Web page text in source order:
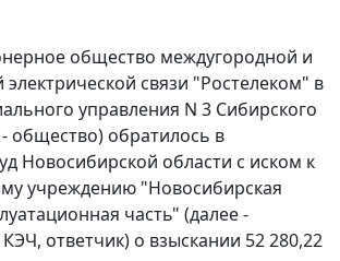
общество междугородной и
связи "Ростелеком" в
управления N 3 Сибирского
общество) обратилось в
Новосибирской области с иском к
учреждению "Новосибирская
часть" (далее -
ответчик) о взыскании 52 280,22